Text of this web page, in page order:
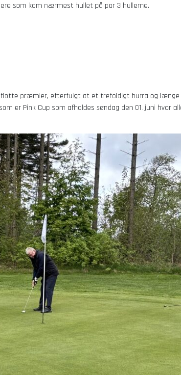
som kom nærmest hullet på par 3 hullerne.
præmier, efterfulgt at et trefoldigt hurra og længe
er Pink Cup som afholdes søndag den 01. juni hvor